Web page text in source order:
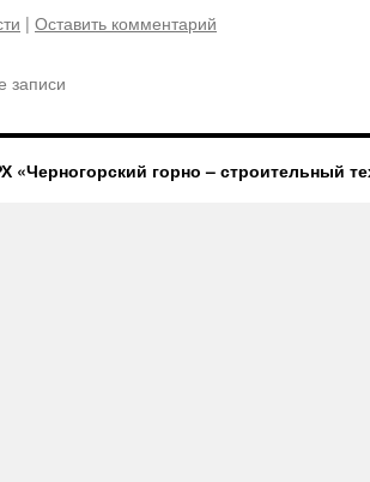
| Оставить комментарий
записи
горно – строительный